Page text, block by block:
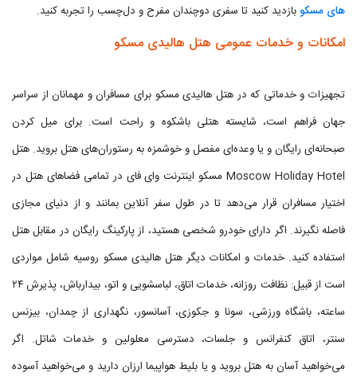
های مسکوبازدید کنید تا سفری دوچندان مفرح و دل‌چسب را تجربه کنید.
امکانات و خدمات عمومی هتل هالیدی مسکو
تجهیزات و خدماتی که در هتل هالیدی مسکو برای مسافران و مهمانان از سراسر
جهان فراهم است، شایسته هتلی باشکوه و راحت است. برای میل کردن
صبحانه‌ای رایگان و یا وعده‌ای مفصل و خوشمزه به رستوران‌های هتل بروید. هتل
Moscow Holiday Hotel مسکو اینترنت وای فای در تمامی فضاهای هتل در
اختیار مسافران قرار می‌دهد تا در طول سفر آنلاین بمانند و از دنیای مجازی
فاصله نگیرند. اگر دارای خودرو شخصی هستید، از پارکینگ رایگان در مقابل هتل
استفاده کنید. خدمات و امکانات دیگر هتل هالیدی مسکو روسیه شامل مواردی
است از قبیل: نظافت روزانه، خدمات اتاق، لباسشویی و اتو، بیدارباش، پذیرش ۲۴
ساعته، باشگاه ورزشی، سونا و جکوزی، آسانسور، نگهداری از چمدان، بیزنس
سنتر، اتاق کنفرانس و جلسات، دسترسی معلولین و خدمات شاتل. اگر
می‌خواهید آسان به هتل بروید و یا بلیط هواپیما ارزان دارید و می‌خواهید آسوده